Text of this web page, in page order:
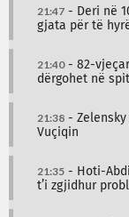
21:47 - Deri në
gjata për të
21:40- 82-
dërgohet në
21:38 -
Vuçiqin
21:35 - Hoti-
t’i zgjidhur